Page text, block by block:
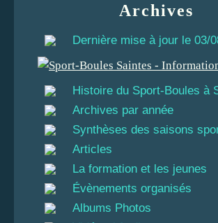
Archives
Dernière mise à jour le 03/
Histoire du Sport-Boules à
Archives par année
Synthèses des saisons
Articles
La formation et les jeunes
Évènements organisés
Albums Photos